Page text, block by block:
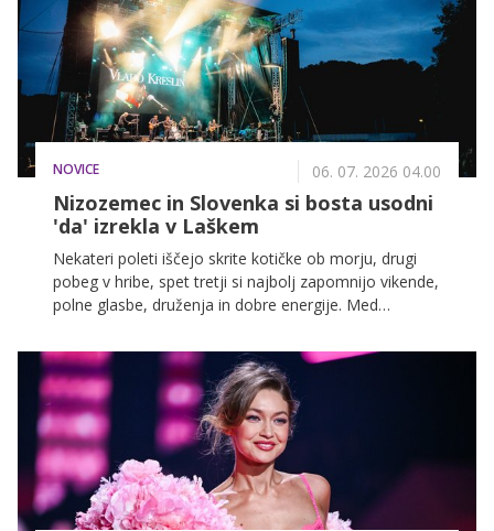
NOVICE 06. 07. 2026 04.00
Nizozemec in Slovenka si bosta usodni
'da' izrekla v Laškem
Nekateri poleti iščejo skrite kotičke ob morju, drugi
pobeg v hribe, spet tretji si najbolj zapomnijo vikende,
polne glasbe, druženja in dobre energije. Med
poletje, je zagotovo tudi festival Laško Pivo in cvetje,
ki bo med 10. in 12. julijem znova napolnil mesto z
obiskovalci iz vse države.